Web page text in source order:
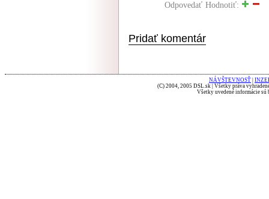
Odpovedať Hodnotiť:
Pridať komentár
NÁVŠTEVNOSŤ
(C) 2004, 2005 DSL.sk | Všetky práva
Všetky uvedené informácie sú